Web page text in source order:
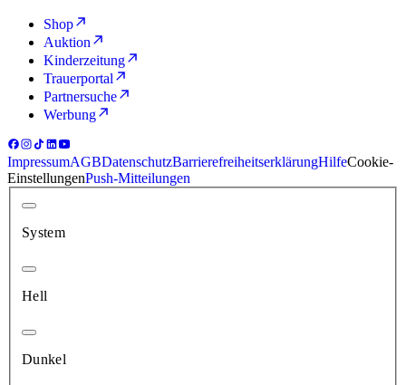
Shop
Auktion
Kinderzeitung
Trauerportal
Partnersuche
Werbung
ImpressumAGBDatenschutzBarrierefreiheitserklärungHilfeCookie-
EinstellungenPush-Mitteilungen
System
Hell
Dunkel